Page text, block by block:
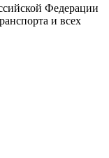
Федерации
и всех